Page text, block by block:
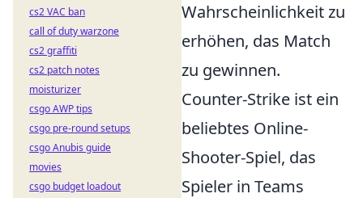
Wahrscheinlichkeit zu
erhöhen, das Match
zu gewinnen.
Counter-Strike ist ein
beliebtes Online-
Shooter-Spiel, das
Spieler in Teams
cs2 VAC ban
call of duty warzone
cs2 graffiti
cs2 patch notes
moisturizer
csgo AWP tips
csgo pre-round setups
csgo Anubis guide
movies
csgo budget loadout